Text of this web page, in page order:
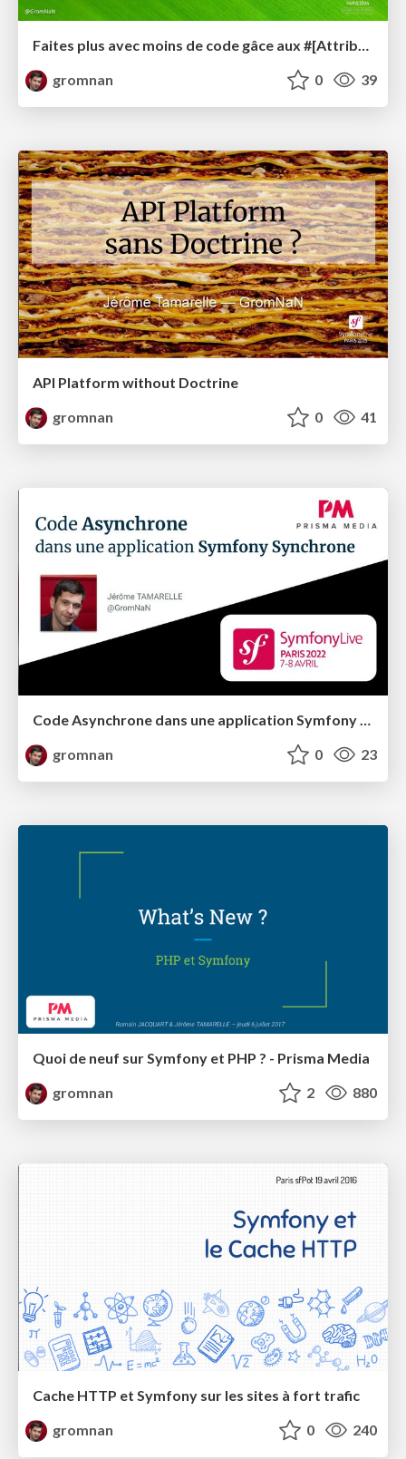
gromnan
0 39
API Platform without Doctrine
gromnan
0 41
Code Asynchrone dans une application Symfony Synchrone
gromnan
0 23
Quoi de neuf sur Symfony et PHP ? - Prisma Media
gromnan
2 880
Cache HTTP et Symfony sur les sites à fort trafic
gromnan
0 240